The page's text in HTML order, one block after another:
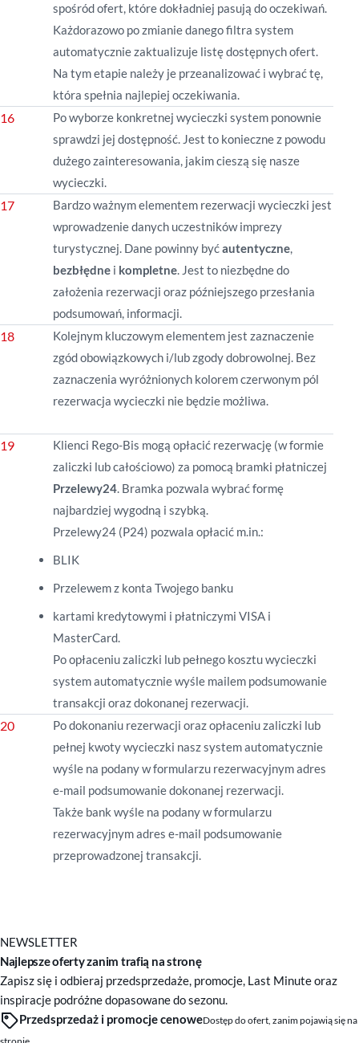
spośród ofert, które dokładniej pasują do oczekiwań.
Każdorazowo po zmianie danego filtra system
automatycznie zaktualizuje listę dostępnych ofert.
Na tym etapie należy je przeanalizować i wybrać tę,
która spełnia najlepiej oczekiwania.
Po wyborze konkretnej wycieczki system ponownie
sprawdzi jej dostępność. Jest to konieczne z powodu
dużego zainteresowania, jakim cieszą się nasze
wycieczki.
Bardzo ważnym elementem rezerwacji wycieczki jest
wprowadzenie danych uczestników imprezy
turystycznej. Dane powinny byćautentyczne,
bezbłędne i kompletne. Jest to niezbędne do
założenia rezerwacji oraz późniejszego przesłania
podsumowań, informacji.
Kolejnym kluczowym elementem jest zaznaczenie
zgód obowiązkowych i/lub zgody dobrowolnej. Bez
zaznaczenia wyróżnionych kolorem czerwonym pól
rezerwacja wycieczki nie będzie możliwa.
Klienci Rego-Bis mogą opłacić rezerwację (w formie
zaliczki lub całościowo) za pomocą bramki płatniczej
Przelewy24. Bramka pozwala wybrać formę
najbardziej wygodną i szybką.
Przelewy24 (P24) pozwala opłacić m.in.:
BLIK
Przelewem z konta Twojego banku
kartami kredytowymi i płatniczymi VISA i
MasterCard.
Po opłaceniu zaliczki lub pełnego kosztu wycieczki
system automatycznie wyśle mailem podsumowanie
transakcji oraz dokonanej rezerwacji.
Po dokonaniu rezerwacji oraz opłaceniu zaliczki lub
pełnej kwoty wycieczki nasz system automatycznie
wyśle na podany w formularzu rezerwacyjnym adres
e-mail podsumowanie dokonanej rezerwacji.
Także bank wyśle na podany w formularzu
rezerwacyjnym adres e-mail podsumowanie
przeprowadzonej transakcji.
NEWSLETTER
Najlepsze oferty zanim trafią na stronę
Zapisz się i odbieraj przedsprzedaże, promocje, Last Minute oraz
inspiracje podróżne dopasowane do sezonu.
Przedsprzedaż i promocje cenoweDostęp do ofert, zanim pojawią się na